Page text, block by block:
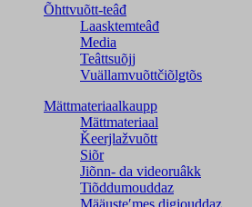
Õhttvuõtt-teâđ
Laasktemteâđ
Media
Teâttsuõjj
Vuällamvuõttčiõlǥtõs
Mättmateriaalkaupp
Mättmateriaal
Ǩeerjlažvuõtt
Siõr
Jiõnn- da videoruâkk
Tiõddumouddaz
Määusteʹmes digiouddaz